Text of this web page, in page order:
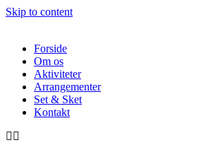
Skip to content
Forside
Om os
Aktiviteter
Arrangementer
Set & Sket
Kontakt